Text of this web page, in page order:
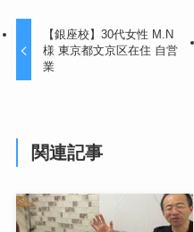
【銀座校】30代女性 M.N
様 東京都文京区在住 自営
業
関連記事